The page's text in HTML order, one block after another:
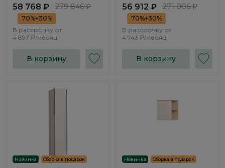
58 768 ₽ 279 846 ₽
70%+30%
В рассрочку от
4 897 ₽/месяц
В корзину
56 912 ₽ 271 006 ₽
70%+30%
В рассрочку от
4 743 ₽/месяц
В корзину
Новинка Сборка в подарок Новинка Сборка в подарок